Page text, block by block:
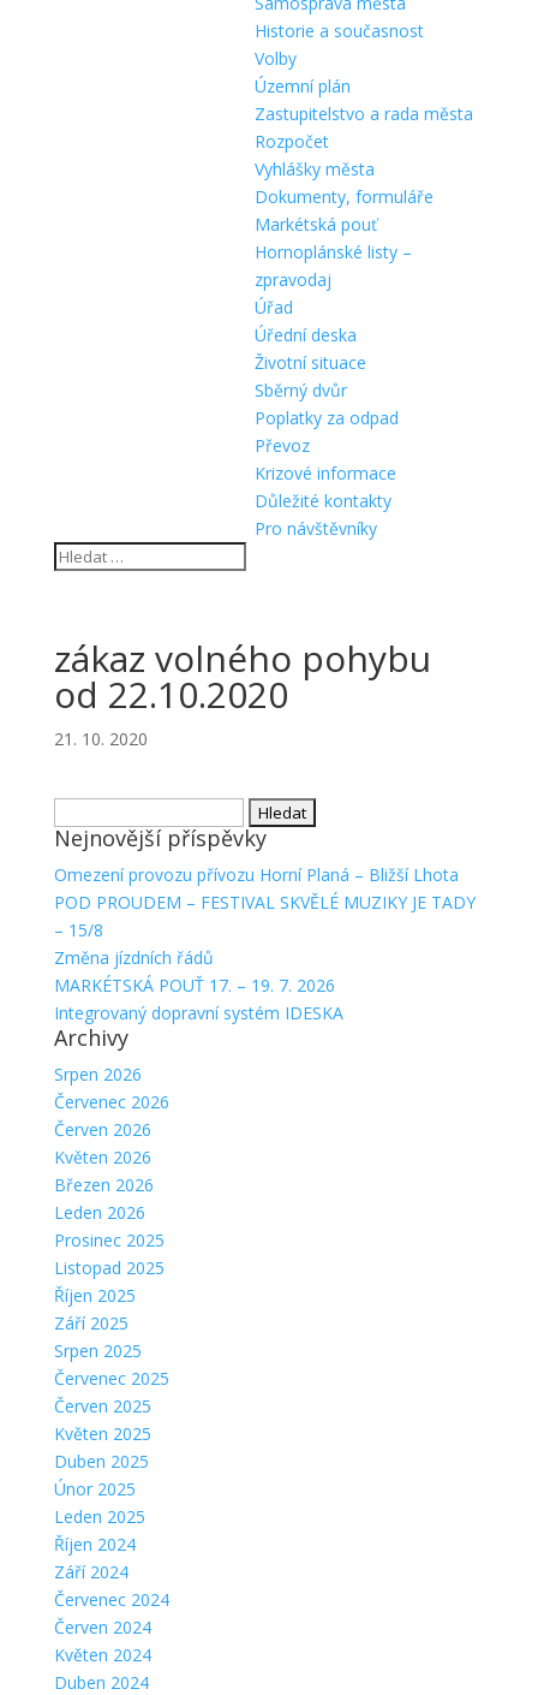
Historie a současnost
Volby
Územní plán
Zastupitelstvo a rada města
Rozpočet
Vyhlášky města
Dokumenty, formuláře
Markétská pouť
Hornoplánské listy –
zpravodaj
Úřad
Úřední deska
Životní situace
Sběrný dvůr
Poplatky za odpad
Převoz
Krizové informace
Důležité kontakty
Pro návštěvníky
zákaz volného pohybu
od 22.10.2020
21. 10. 2020
Nejnovější příspěvky
Omezení provozu přívozu Horní Planá – Bližší Lhota
POD PROUDEM – FESTIVAL SKVĚLÉ MUZIKY JE TADY
– 15/8
Změna jízdních řádů
MARKÉTSKÁ POUŤ 17. – 19. 7. 2026
Integrovaný dopravní systém IDESKA
Archivy
Srpen 2026
Červenec 2026
Červen 2026
Květen 2026
Březen 2026
Leden 2026
Prosinec 2025
Listopad 2025
Říjen 2025
Září 2025
Srpen 2025
Červenec 2025
Červen 2025
Květen 2025
Duben 2025
Únor 2025
Leden 2025
Říjen 2024
Září 2024
Červenec 2024
Červen 2024
Květen 2024
Duben 2024